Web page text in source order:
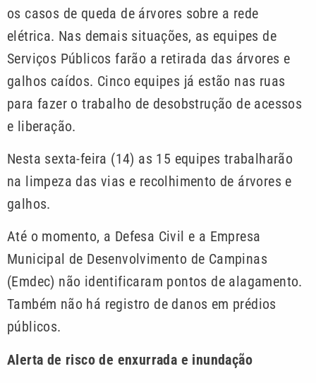
os casos de queda de árvores sobre a rede
elétrica. Nas demais situações, as equipes de
Serviços Públicos farão a retirada das árvores e
galhos caídos. Cinco equipes já estão nas ruas
para fazer o trabalho de desobstrução de acessos
e liberação.
Nesta sexta-feira (14) as 15 equipes trabalharão
na limpeza das vias e recolhimento de árvores e
galhos.
Até o momento, a Defesa Civil e a Empresa
Municipal de Desenvolvimento de Campinas
(Emdec) não identificaram pontos de alagamento.
Também não há registro de danos em prédios
públicos.
Alerta de risco de enxurrada e inundação